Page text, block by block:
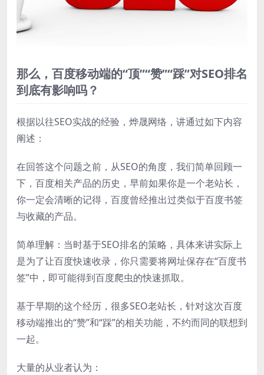
那么，百度移动端的“顶”“赞”“踩”对SEO排名
到底有影响吗？
根据以往SEO实战的经验，烨晟网络，讲通过如下内容
阐述：
在回答这个问题之前，从SEO的角度，我们简单回顾一
下，百度相关产品的历史，早前如果你是一个老站长，
你一定会清晰的记得，百度曾经推出过类似于百度书签
与收藏的产品。
简单理解：当时基于SEO排名的策略，具体来讲实际上
是为了让百度快速收录，你只需要将网址保存在“百度书
签”中，即可能得到百度爬虫的快速抓取。
基于早期的这个经历，很多SEO老站长，针对这次百度
移动端推出的“赞”和“踩”的相关功能，不约而同的联想到
一起。
大量的从业者认为：